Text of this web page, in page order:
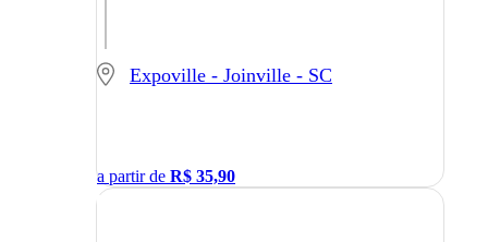
Expoville - Joinville - SC
a partir de R$ 35,90